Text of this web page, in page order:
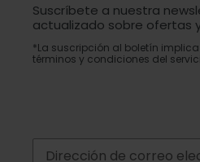
Suscríbete a nuestra
actualizado sobre ofertas
*La suscripción al boletín
términos y condiciones del